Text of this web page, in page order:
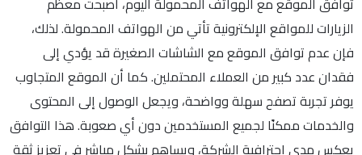
الزيارات للمواقع الإلكترونية تأتي من الهواتف المحمولة. لذلك،
فإن عدم توافق الموقع مع الشاشات الصغيرة قد يؤدي إلى
فقدان عدد كبير من العملاء المحتملين. كما أن الموقع المتجاوب
يوفر تجربة تصفح سهلة وواضحة، ويجعل الوصول إلى المحتوى
والخدمات ممكنًا لجميع المستخدمين دون أي صعوبة. هذا التوافق
يعكس مدى احترافية الشركة، ويساهم بشكل مباشر في تعزيز ثقة